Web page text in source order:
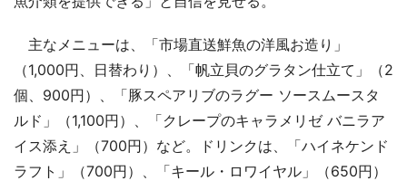
主なメニューは、「市場直送鮮魚の洋風お造り」
（1,000円、日替わり）、「帆立貝のグラタン仕立て」（2
個、900円）、「豚スペアリブのラグー ソースムースタ
ルド」（1,100円）、「クレープのキャラメリゼ バニラア
イス添え」（700円）など。ドリンクは、「ハイネケンド
ラフト」（700円）、「キール・ロワイヤル」（650円）